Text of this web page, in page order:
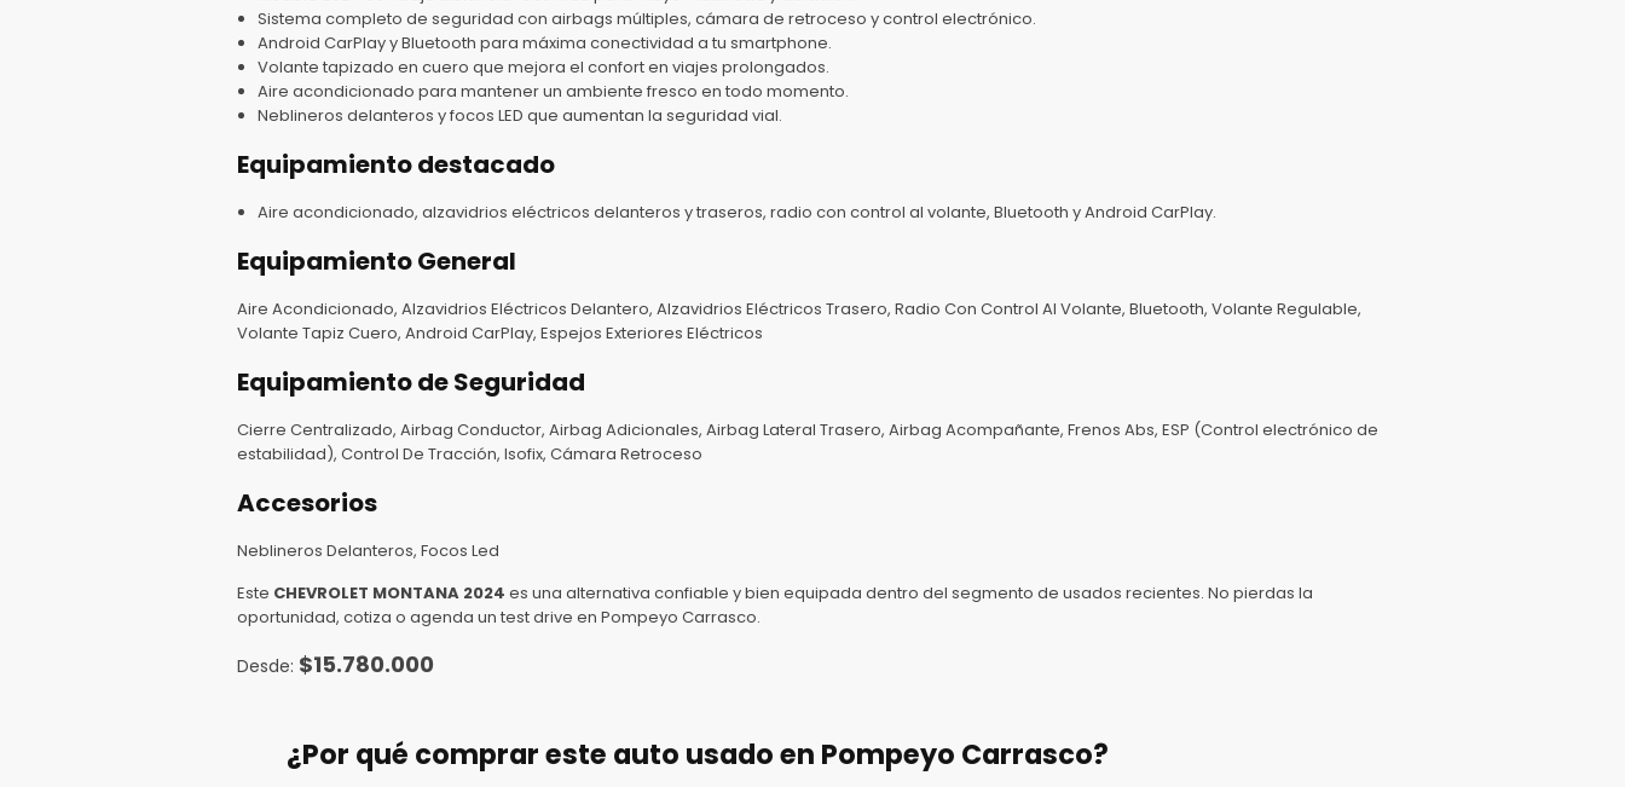
Sistema completo de seguridad con airbags múltiples, cámara de retroceso y control electrónico.
Android CarPlay y Bluetooth para máxima conectividad a tu smartphone.
Volante tapizado en cuero que mejora el confort en viajes prolongados.
Aire acondicionado para mantener un ambiente fresco en todo momento.
Neblineros delanteros y focos LED que aumentan la seguridad vial.
Equipamiento destacado
Aire acondicionado, alzavidrios eléctricos delanteros y traseros, radio con control al volante, Bluetooth y Android CarPlay.
Equipamiento General
Aire Acondicionado, Alzavidrios Eléctricos Delantero, Alzavidrios Eléctricos Trasero, Radio Con Control Al Volante, Bluetooth, Volante Regulable,
Volante Tapiz Cuero, Android CarPlay, Espejos Exteriores Eléctricos
Equipamiento de Seguridad
Cierre Centralizado, Airbag Conductor, Airbag Adicionales, Airbag Lateral Trasero, Airbag Acompañante, Frenos Abs, ESP (Control electrónico de
estabilidad), Control De Tracción, Isofix, Cámara Retroceso
Accesorios
Neblineros Delanteros, Focos Led
Este CHEVROLET MONTANA 2024 es una alternativa confiable y bien equipada dentro del segmento de usados recientes. No pierdas la
oportunidad, cotiza o agenda un test drive en Pompeyo Carrasco.
$15.780.000
¿Por qué comprar este auto usado en Pompeyo Carrasco?